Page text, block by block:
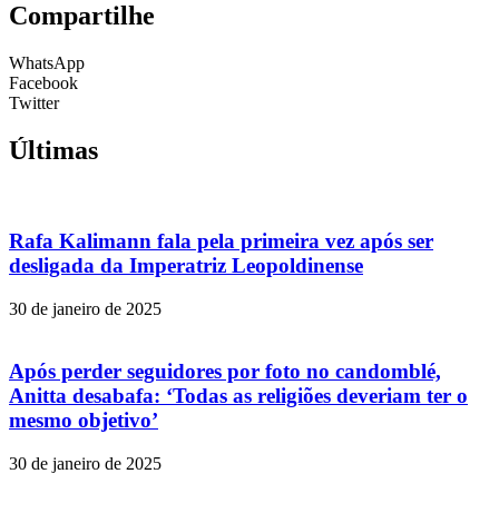
Compartilhe
WhatsApp
Facebook
Twitter
Últimas
Rafa Kalimann fala pela primeira vez após ser
desligada da Imperatriz Leopoldinense
30 de janeiro de 2025
Após perder seguidores por foto no candomblé,
Anitta desabafa: ‘Todas as religiões deveriam ter o
mesmo objetivo’
30 de janeiro de 2025